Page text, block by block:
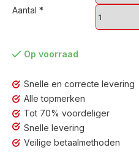
Aantal *
Op voorraad
Snelle en correcte levering
Alle topmerken
Tot 70% voordeliger
Snelle levering
Veilige betaalmethoden